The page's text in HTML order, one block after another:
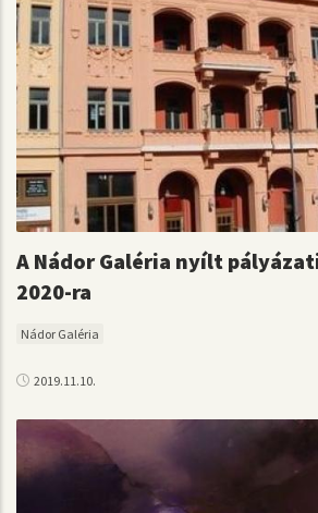
A Nádor Galéria nyílt
2020-ra
Nádor Galéria
2019.11.10.